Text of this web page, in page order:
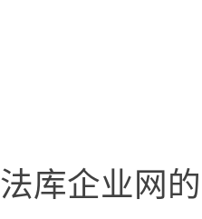
法库企业网